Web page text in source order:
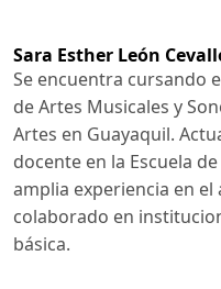
Sara Esther León
Se encuentra cursando
de Artes Musicales y
Artes en Guayaquil.
docente en la Escuela
amplia experiencia en
colaborado en
básica.